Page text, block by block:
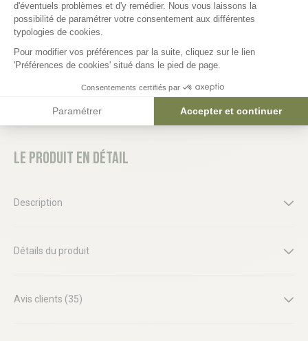
5,17 € 3,90 €
Le produit en détail
Description
Détails du produit
Avis clients (35)
d'éventuels problèmes et d'y remédier. Nous vous laissons la
possibilité de paramétrer votre consentement aux différentes
typologies de cookies.
Pour modifier vos préférences par la suite, cliquez sur le lien
'Préférences de cookies' situé dans le pied de page.
Consentements certifiés par
Paramétrer Accepter et continuer
Axeptio consent